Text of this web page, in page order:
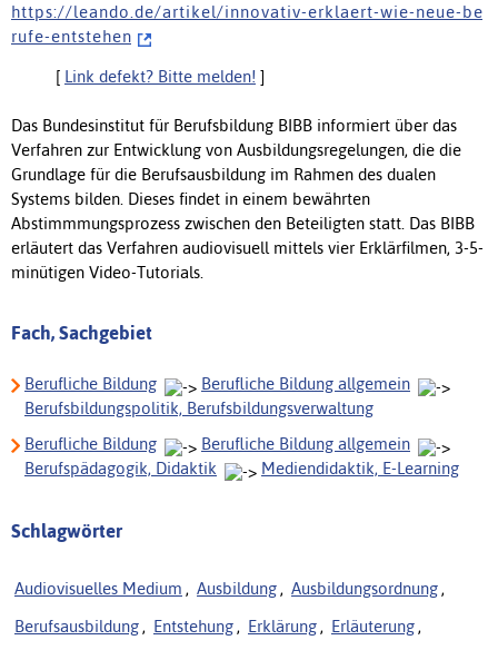
h t t p s : / / l e a n d o . d e / a r t i k e l / i n n o v a t i v - e r k l a e r t - w i e - n e u e - b e
r u f e - e n t s t e h e n
[ Link defekt? Bitte melden! ]
Das Bundesinstitut für Berufsbildung BIBB informiert über das
Verfahren zur Entwicklung von Ausbildungsregelungen, die die
Grundlage für die Berufsausbildung im Rahmen des dualen
Systems bilden. Dieses findet in einem bewährten
Abstimmmungsprozess zwischen den Beteiligten statt. Das BIBB
erläutert das Verfahren audiovisuell mittels vier Erklärfilmen, 3-5-
minütigen Video-Tutorials.
Fach, Sachgebiet
Berufliche Bildung
Berufliche Bildung allgemein
Berufsbildungspolitik, Berufsbildungsverwaltung
Berufliche Bildung
Berufliche Bildung allgemein
Berufspädagogik, Didaktik
Mediendidaktik, E-Learning
Schlagwörter
Audiovisuelles Medium , Ausbildung , Ausbildungsordnung ,
Berufsausbildung , Entstehung , Erklärung , Erläuterung ,